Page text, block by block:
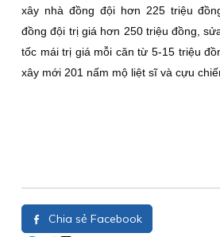
xây nhà đồng đội hơn 225 triệu
đồng đội trị giá hơn 250 triệu đồng,
tốc mái trị giá mỗi căn từ 5-15 triệu
xây mới 201 nấm mộ liệt sĩ và cựu
Chia sẻ Facebook